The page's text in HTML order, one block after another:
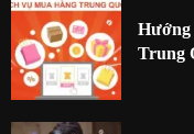
Hướng
Trung